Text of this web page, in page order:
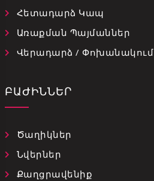
Հետադարձ Կապ
Առաքման Պայմաններ
Վերադարձ / Փոխանակում
ԲԱԺԻՆՆԵՐ
Ծաղիկներ
Նվերներ
Քաղցրավենիք